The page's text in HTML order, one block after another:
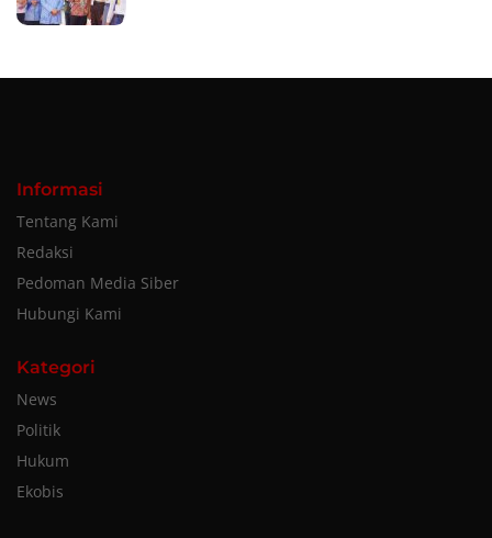
Informasi
Tentang Kami
Redaksi
Pedoman Media Siber
Hubungi Kami
Kategori
News
Politik
Hukum
Ekobis